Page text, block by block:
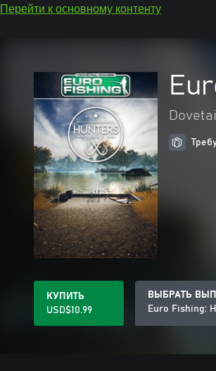
Перейти к основному контенту
КУПИТЬ
USD$10.99
ВЫБРАТЬ
Euro Fishing: